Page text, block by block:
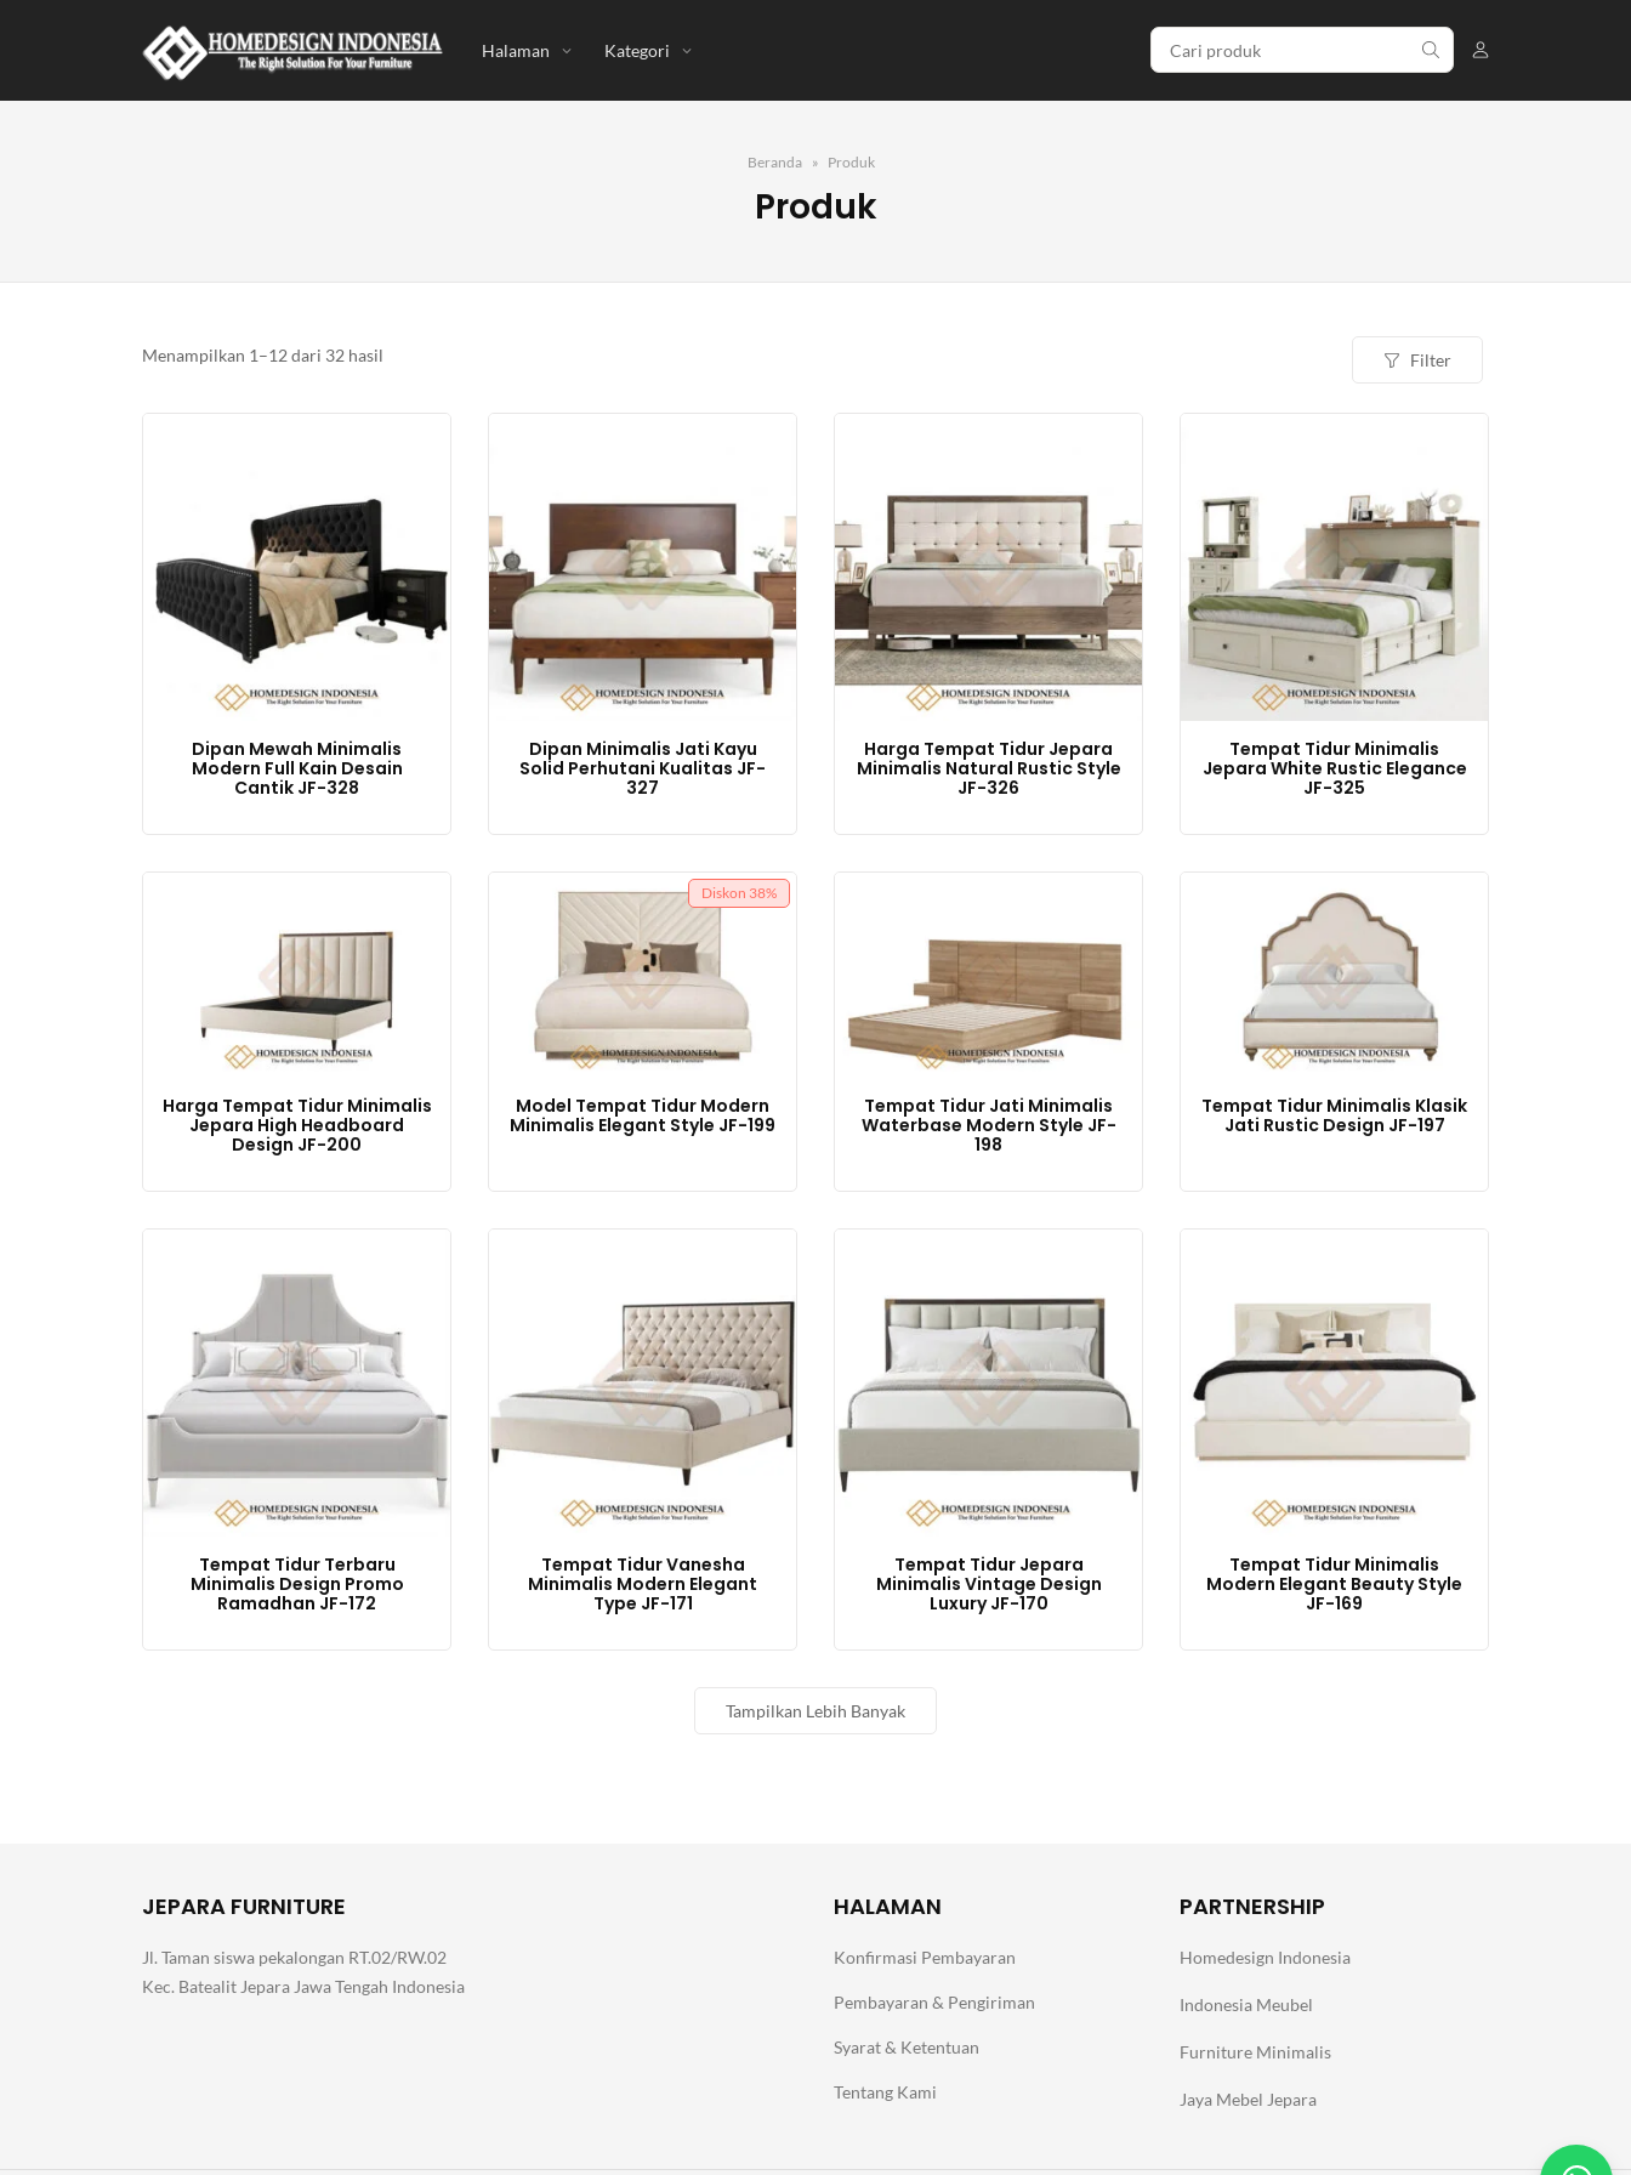
Halaman Kategori
Beranda Produk
Produk
Menampilkan 1–12 dari 32 hasil
yang
Filter
Dipan Mewah Minimalis
Modern Full Kain Desain
Cantik JF-328
Dipan Minimalis Jati Kayu
Solid Perhutani Kualitas JF-
327
Harga Tempat Tidur Jepara
Minimalis Natural Rustic Style
JF-326
Tempat Tidur Minimalis
Jepara White Rustic Elegance
JF-325
Harga Tempat Tidur Minimalis
Jepara High Headboard
Design JF-200
Diskon 38%
Model Tempat Tidur Modern
Minimalis Elegant Style JF-199
adalah:
ini
Rp8,000,000.
Tempat Tidur Jati Minimalis
Waterbase Modern Style JF-
198
Tempat Tidur Minimalis Klasik
Jati Rustic Design JF-197
Tempat Tidur Terbaru
Minimalis Design Promo
Ramadhan JF-172
Tempat Tidur Vanesha
Minimalis Modern Elegant
Type JF-171
Tempat Tidur Jepara
Minimalis Vintage Design
Luxury JF-170
Tempat Tidur Minimalis
Modern Elegant Beauty Style
JF-169
Tampilkan Lebih Banyak
JEPARA FURNITURE
Jl. Taman siswa pekalongan RT.02/RW.02
Kec. Batealit Jepara Jawa Tengah Indonesia
HALAMAN
Konfirmasi Pembayaran
Pembayaran & Pengiriman
Syarat & Ketentuan
Tentang Kami
PARTNERSHIP
Homedesign Indonesia
Indonesia Meubel
Furniture Minimalis
Jaya Mebel Jepara